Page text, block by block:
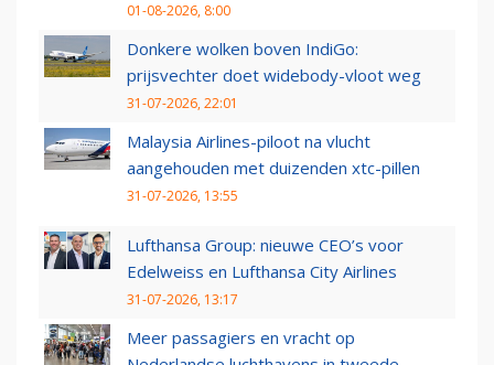
01-08-2026, 8:00
Donkere wolken boven IndiGo:
prijsvechter doet widebody-vloot weg
31-07-2026, 22:01
Malaysia Airlines-piloot na vlucht
aangehouden met duizenden xtc-pillen
31-07-2026, 13:55
Lufthansa Group: nieuwe CEO’s voor
Edelweiss en Lufthansa City Airlines
31-07-2026, 13:17
Meer passagiers en vracht op